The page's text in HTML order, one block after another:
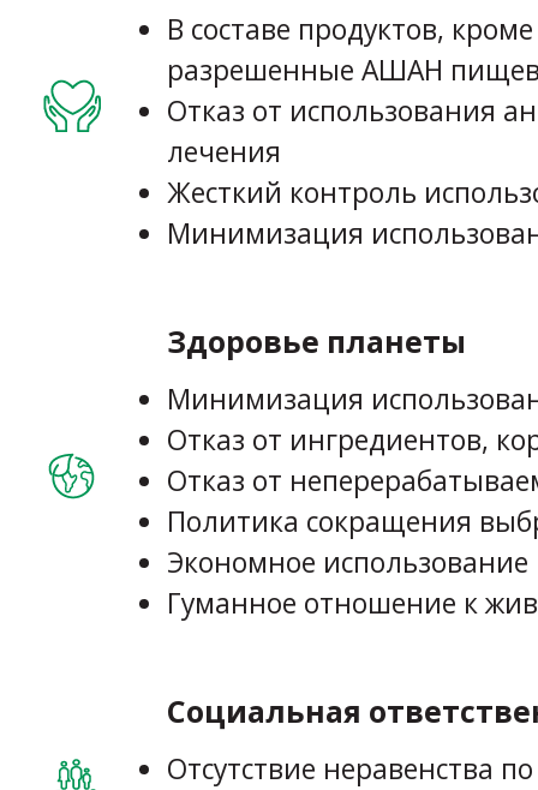
В составе продуктов,
разрешенные АШАН
Отказ от использования
лечения
Жесткий контроль
Минимизация
Здоровье планеты
Минимизация
Отказ от ингредиентов,
Отказ от
Политика сокращения
Экономное
Гуманное отношение к
Социальная
Отсутствие неравенства